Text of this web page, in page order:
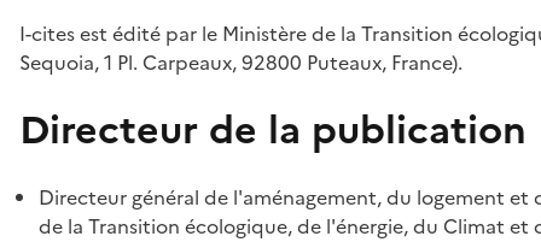
I-cites est édité par le Ministère de la Transition
Sequoia, 1 Pl. Carpeaux, 92800 Puteaux, France).
Directeur de la publication
Directeur général de l'aménagement, du logement
de la Transition écologique, de l'énergie, du Climat et